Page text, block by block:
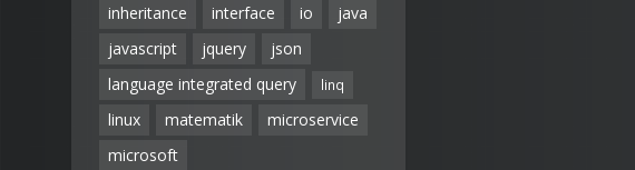
inheritance
interface io
java
javascript
jquery
json
language integrated query
linq
linux matematik
microservice
microsoft